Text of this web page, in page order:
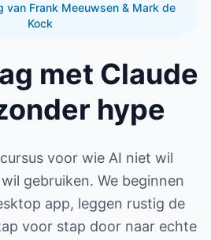
van Frank Meeuwsen & Mark de
Kock
met Claude
hype
voor wie AI niet wil
gebruiken. We beginnen
app, leggen rustig de
voor stap door naar echte